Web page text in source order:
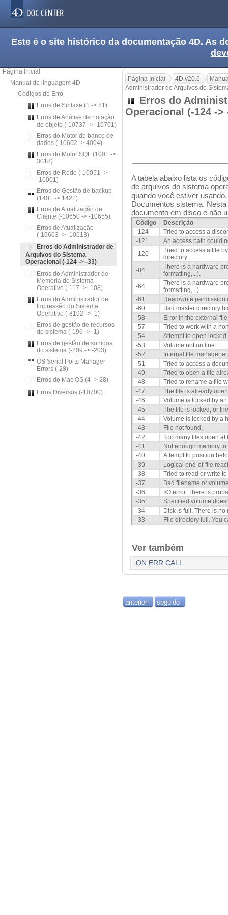
Este é o site histórico da documentação 4D. As
Página Inicial
Manual de linguagem 4D
Códigos de Erro
Erros de Sintaxe (1 -> 81)
Erros de Análise de notação
de objeto (-10737 -> -10701)
Erros do Motor de banco de
dados (-10602 -> 4004)
Erros do Motor SQL (1001 ->
3018)
Erros de Rede (-10051 ->
-10001)
Erros de Gestão de backup
(1401 -> 1421)
Erros de Atualização de
Cliente (-10650 -> -10655)
Erros de Atualização
(-10603 -> -10613)
Erros do Administrador de
Arquivos do Sistema
Operacional (-124 -> -33)
Erros do Administrador de
Memória do Sistema
Operativo (-117 -> -108)
Erros do Administrador de
Impressão do Sistema
Operativo (-8192 -> -1)
Erros de gestão de recursos
do sistema (-196 -> -1)
Erros de gestão de sonidos
do sistema (-209 -> -203)
OS Serial Ports Manager
Errors (-28)
Erros do Mac OS (4 -> 28)
Erros Diversos (-10700)
Página Inicial 4D v20.6
Administrador de Arquivos do
Erros do
Operacional (-124 -
A tabela abaixo lista os
de arquivos do sistema
quando você estiver
Documentos sistema.
documento em disco e não
Còdigo
Descrição
-124
Tried to access a
-121
An access path could
-120
Tried to access a file
directory.
-84
There is a hardware
formatting,...).
-64
There is a hardware
formatting,...).
-61
Read/write permission
-60
Bad master directory
-58
Error in the external
-57
Tried to work with a
-54
Attempt to open
-53
Volume not on line.
-52
Internal file manager
-51
Tried to access a
-49
Tried to open a file
-48
Tried to rename a file
-47
The file is already
-46
Volume is locked by
-45
The file is locked, or
-44
Volume is locked by a
-43
File not found.
-42
Too many files open at
-41
Not enough memory
-40
Attempt to position
-39
Logical end-of-file
-38
Tried to read or write
-37
Bad filename or
-36
I/O error. There is
-35
Specified volume
-34
Disk is full. There is
-33
File directory full. You
Ver também
ON ERR CALL
anterior seguido